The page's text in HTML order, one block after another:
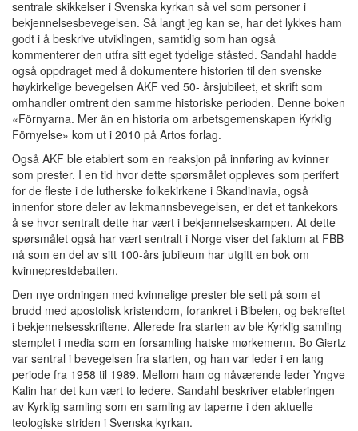
sentrale skikkelser i Svenska kyrkan så vel som personer i
bekjennelsesbevegelsen. Så langt jeg kan se, har det lykkes ham
godt i å beskrive utviklingen, samtidig som han også
kommenterer den utfra sitt eget tydelige ståsted. Sandahl hadde
også oppdraget med å dokumentere historien til den svenske
høykirkelige bevegelsen AKF ved 50- årsjubileet, et skrift som
omhandler omtrent den samme historiske perioden. Denne boken
«Förnyarna. Mer än en historia om arbetsgemenskapen Kyrklig
Förnyelse» kom ut i 2010 på Artos forlag.
Også AKF ble etablert som en reaksjon på innføring av kvinner
som prester. I en tid hvor dette spørsmålet oppleves som perifert
for de fleste i de lutherske folkekirkene i Skandinavia, også
innenfor store deler av lekmannsbevegelsen, er det et tankekors
å se hvor sentralt dette har vært i bekjennelseskampen. At dette
spørsmålet også har vært sentralt i Norge viser det faktum at FBB
nå som en del av sitt 100-års jubileum har utgitt en bok om
kvinneprestdebatten.
Den nye ordningen med kvinnelige prester ble sett på som et
brudd med apostolisk kristendom, forankret i Bibelen, og bekreftet
i bekjennelsesskriftene. Allerede fra starten av ble Kyrklig samling
stemplet i media som en forsamling hatske mørkemenn. Bo Giertz
var sentral i bevegelsen fra starten, og han var leder i en lang
periode fra 1958 til 1989. Mellom ham og nåværende leder Yngve
Kalin har det kun vært to ledere. Sandahl beskriver etableringen
av Kyrklig samling som en samling av taperne i den aktuelle
teologiske striden i Svenska kyrkan.